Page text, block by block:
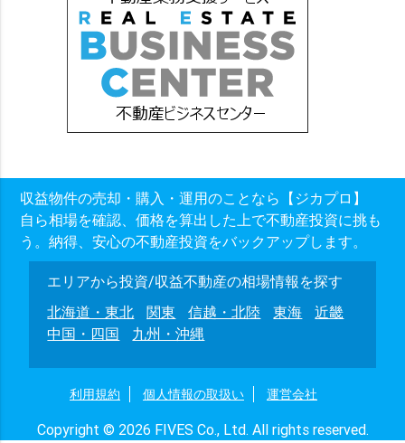
収益物件の売却・購入・運用のことなら【ジカプロ】
自ら相場を確認、価格を算出した上で不動産投資に挑も
う。納得、安心の不動産投資をバックアップします。
エリアから投資/収益不動産の相場情報を探す
北海道・東北
関東 信越・北陸 東海
近畿
中国・四国
九州・沖縄
利用規約 個人情報の取扱い 運営会社
Copyright © 2026 FIVES Co., Ltd. All rights reserved.